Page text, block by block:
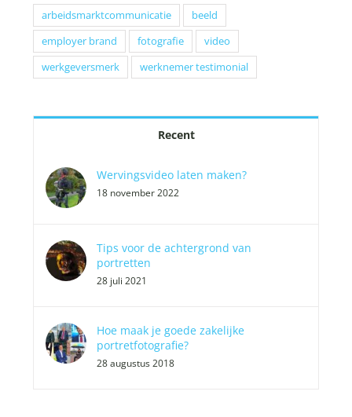
arbeidsmarktcommunicatie
beeld
employer brand
fotografie
video
werkgeversmerk
werknemer testimonial
Recent
Wervingsvideo laten maken?
18 november 2022
Tips voor de achtergrond van
portretten
28 juli 2021
Hoe maak je goede zakelijke
portretfotografie?
28 augustus 2018